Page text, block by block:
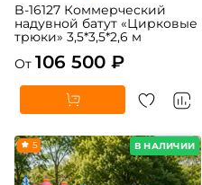
B-16127 Коммерческий
надувной батут «Цирковые
трюки» 3,5*3,5*2,6 м
От 106 500 ₽
В НАЛИЧИИ
5